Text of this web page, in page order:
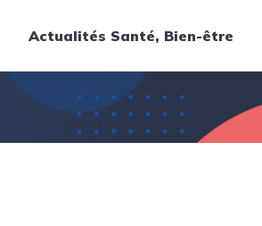
Actualités Santé, Bien-être
Thématiques